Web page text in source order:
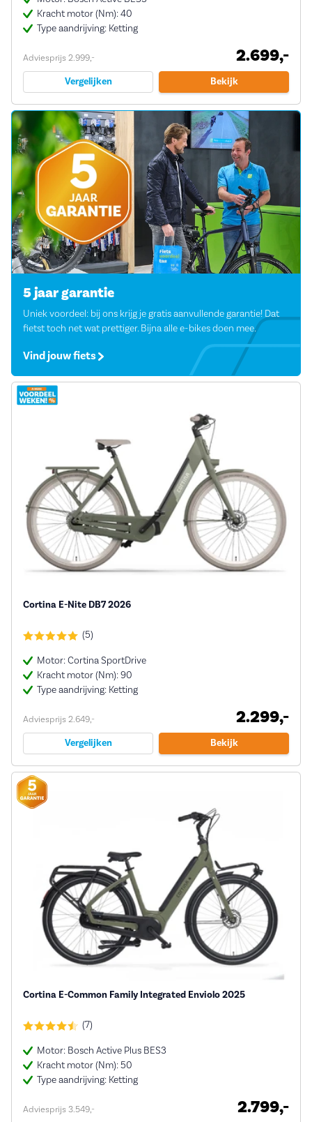
Kracht motor (Nm): 40
Type aandrijving: Ketting
Adviesprijs 2.999,- 2.699,-
Vergelijken Bekijk
5 jaar garantie
Uniek voordeel: bij ons krijg je gratis aanvullende garantie! Dat
fietst toch net wat prettiger. Bijna alle e-bikes doen mee.
Vind jouw fiets
Cortina E-Nite DB7 2026
(5)
Motor: Cortina SportDrive
Kracht motor (Nm): 90
Type aandrijving: Ketting
Adviesprijs 2.649,- 2.299,-
Vergelijken Bekijk
Cortina E-Common Family Integrated Enviolo 2025
(7)
Motor: Bosch Active Plus BES3
Kracht motor (Nm): 50
Type aandrijving: Ketting
Adviesprijs 3.549,- 2.799,-